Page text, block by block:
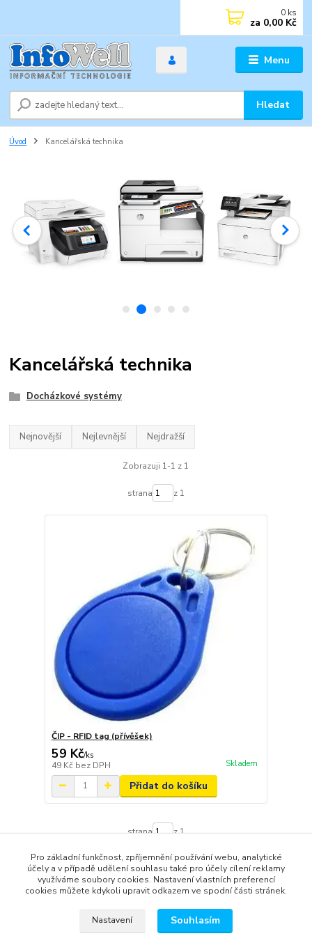
Menu
Hledat
0 ks
za 0,00 Kč
Úvod Kancelářská technika
Kancelářská technika
Docházkové systémy
Nejnovější Nejlevnější Nejdražší
Zobrazuji 1-1 z 1
strana z 1
ČIP - RFID tag (přívěšek)
59 Kč/ks
49 Kč bez DPH Skladem
Přidat do košíku
strana z 1
Provozovny: Jaselská 1967/6, 750 02 Přerov (kancelářská
technika, spotřební materiál); Palackého 2820/27, 750 02 Přerov
Pro základní funkčnost, zpříjemnění používání webu, analytické
účely a v případě udělení souhlasu také pro účely cílení reklamy
využíváme soubory cookies. Nastavení vlastních preferencí
cookies můžete kdykoli upravit odkazem ve spodní části stránek.
Nastavení Souhlasím